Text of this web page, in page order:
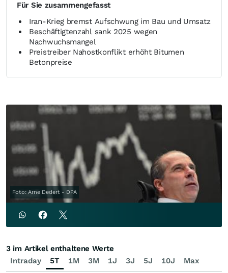
Für Sie zusammengefasst
Iran-Krieg bremst Aufschwung im Bau und Umsatz
Beschäftigtenzahl sank 2025 wegen
Nachwuchsmangel
Preistreiber Nahostkonflikt erhöht Bitumen
Betonpreise
Foto: Arne Dedert - DPA
Intraday 5T 1M 3M 1J 3J 5J 10J Max
3 im Artikel enthaltene Werte